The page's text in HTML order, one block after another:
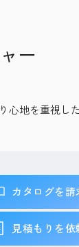
ー
心地を重視し
カタログを請
見積もりを依